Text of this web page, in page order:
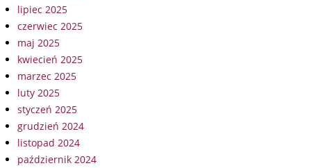
lipiec 2025
czerwiec 2025
maj 2025
kwiecień 2025
marzec 2025
luty 2025
styczeń 2025
grudzień 2024
listopad 2024
październik 2024